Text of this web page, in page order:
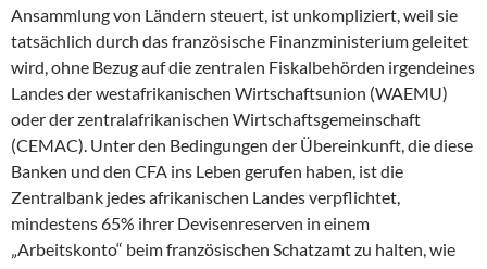
Ansammlung von Ländern steuert, ist unkompliziert, weil sie
tatsächlich durch das französische Finanzministerium geleitet
wird, ohne Bezug auf die zentralen Fiskalbehörden irgendeines
Landes der westafrikanischen Wirtschaftsunion (WAEMU)
oder der zentralafrikanischen Wirtschaftsgemeinschaft
(CEMAC). Unter den Bedingungen der Übereinkunft, die diese
Banken und den CFA ins Leben gerufen haben, ist die
Zentralbank jedes afrikanischen Landes verpflichtet,
mindestens 65% ihrer Devisenreserven in einem
„Arbeitskonto“ beim französischen Schatzamt zu halten, wie